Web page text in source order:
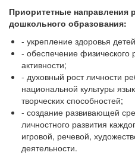
Приоритетные направления
дошкольного образования:
- укрепление здоровья
- обеспечение физического
активности;
- духовный рост личности
национальной культуры
творческих способностей;
- создание развивающей
личностного развития
игровой, речевой,
деятельности.